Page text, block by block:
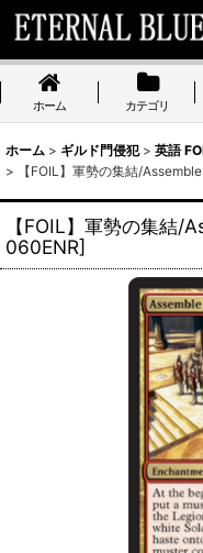
ホーム カテゴリ
ホーム > ギルド門侵犯 > 英語
>
【FOIL】軍勢の集結/
【FOIL】軍勢の集結
060ENR]